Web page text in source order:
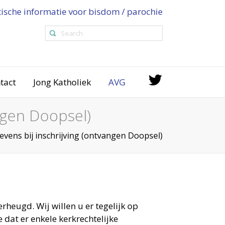
informatie voor bisdom / parochie
Jong Katholiek AVG
Doopsel)
bij inschrijving (ontvangen Doopsel)
Wij willen u er tegelijk op
er enkele kerkrechtelijke